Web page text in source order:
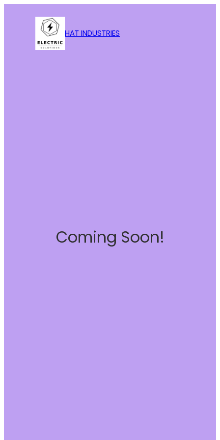
HAT INDUSTRIES
Coming Soon!